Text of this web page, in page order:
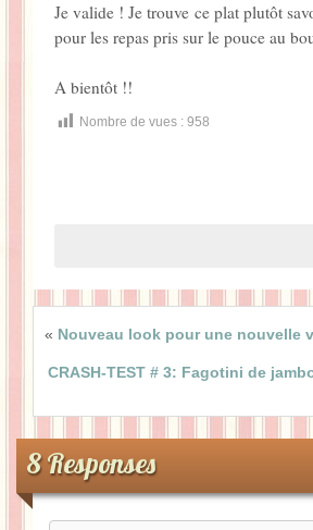
Je valide ! Je trouve ce plat plutôt
pour les repas pris sur le pouce au
A bientôt !!
Nombre de vues : 958
« Nouveau look pour une nouvelle
CRASH-TEST # 3: Fagotini de
8 Responses